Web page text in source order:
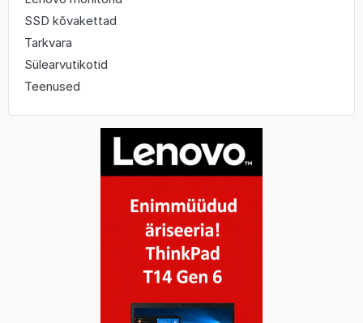
SSD kõvakettad
Tarkvara
Sülearvutikotid
Teenused